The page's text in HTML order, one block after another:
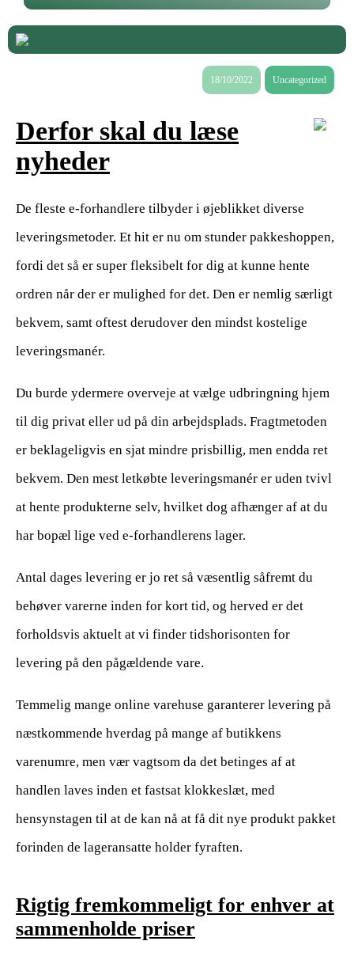
18/10/2022 Uncategorized
Derfor skal du læse
nyheder
De fleste e-forhandlere tilbyder i øjeblikket diverse
leveringsmetoder. Et hit er nu om stunder pakkeshoppen,
fordi det så er super fleksibelt for dig at kunne hente
ordren når der er mulighed for det. Den er nemlig særligt
bekvem, samt oftest derudover den mindst kostelige
leveringsmanér.
Du burde ydermere overveje at vælge udbringning hjem
til dig privat eller ud på din arbejdsplads. Fragtmetoden
er beklageligvis en sjat mindre prisbillig, men endda ret
bekvem. Den mest letkøbte leveringsmanér er uden tvivl
at hente produkterne selv, hvilket dog afhænger af at du
har bopæl lige ved e-forhandlerens lager.
Antal dages levering er jo ret så væsentlig såfremt du
behøver varerne inden for kort tid, og herved er det
forholdsvis aktuelt at vi finder tidshorisonten for
levering på den pågældende vare.
Temmelig mange online varehuse garanterer levering på
næstkommende hverdag på mange af butikkens
varenumre, men vær vagtsom da det betinges af at
handlen laves inden et fastsat klokkeslæt, med
hensynstagen til at de kan nå at få dit nye produkt pakket
forinden de lageransatte holder fyraften.
Rigtig fremkommeligt for enhver at
sammenholde priser